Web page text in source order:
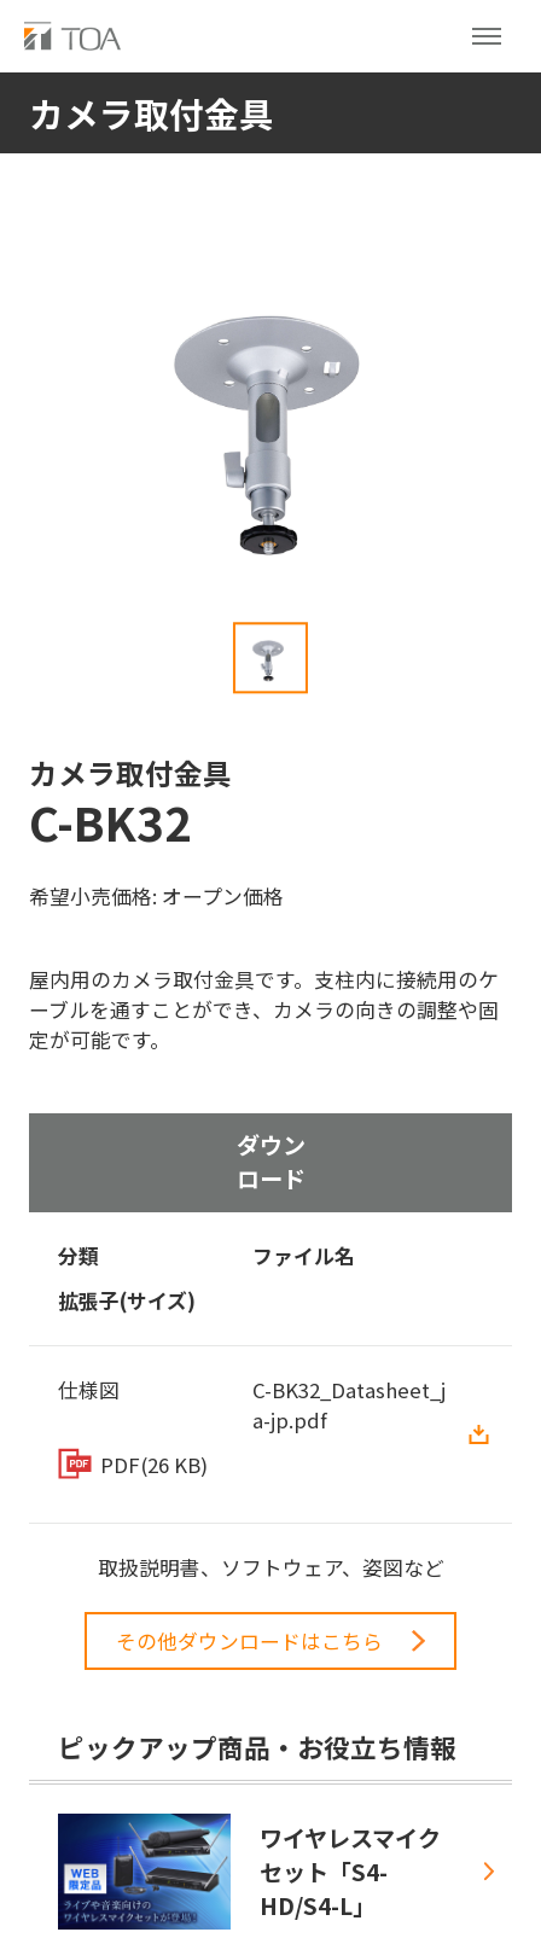
カメラ取付金具
カメラ取付金具
C-BK32
希望小売価格: オープン価格
屋内用のカメラ取付金具です。支柱内に接続用のケ
ーブルを通すことができ、カメラの向きの調整や固
定が可能です。
ダウン
ロード
分類
ファイル名
拡張子(サイズ)
仕様図
C-BK32_Datasheet_j
a-jp.pdf
PDF(26 KB)
取扱説明書、ソフトウェア、姿図など
その他ダウンロードはこちら
ピックアップ商品・お役立ち情報
ワイヤレスマイク
セット「S4-
HD/S4-L」